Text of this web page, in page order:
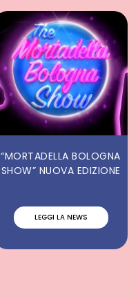
“MORTADELLA BOLOGNA
SHOW” NUOVA EDIZIONE
LEGGI LA NEWS